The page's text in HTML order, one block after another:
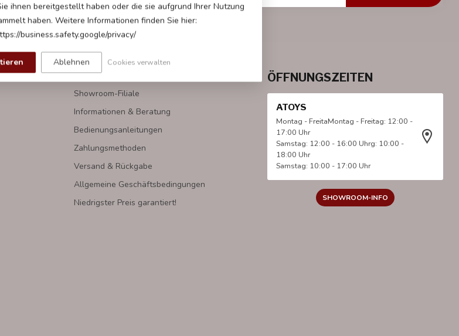
INFORMATIONEN
Showroom-Filiale
Informationen & Beratung
Bedienungsanleitungen
Zahlungsmethoden
Versand & Rückgabe
Allgemeine Geschäftsbedingungen
Niedrigster Preis garantiert!
ÖFFNUNGSZEITEN
ATOYS
Montag - FreitaMontag - Freitag: 12:00 -
17:00 Uhr
Samstag: 12:00 - 16:00 Uhrg: 10:00 -
18:00 Uhr
Samstag: 10:00 - 17:00 Uhr
SHOWROOM-INFO
ihnen bereitgestellt haben oder die sie aufgrund Ihrer Nutzung
haben. Weitere Informationen finden Sie hier:
business.safety.google/privacy/
Ablehnen Cookies verwalten